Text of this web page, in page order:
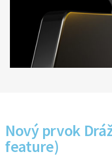
Nový prvok
feature)